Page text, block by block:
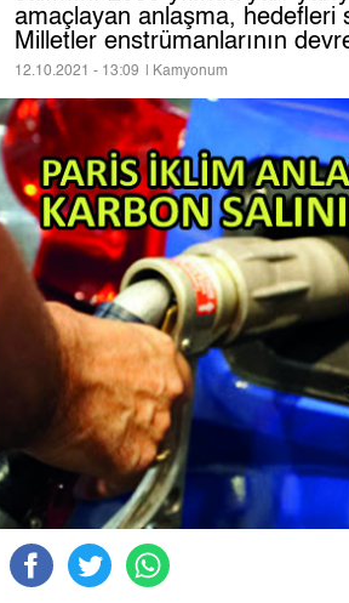
amaçlayan anlaşma, hedefleri
Milletler enstrümanlarının
12.10.2021 - 13:09 | Kamyonum